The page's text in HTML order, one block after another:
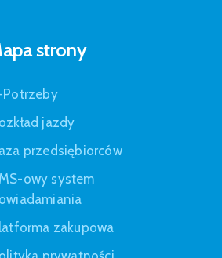
strony
Potrzeby
jazdy
przedsiębiorców
owy system
zakupowa